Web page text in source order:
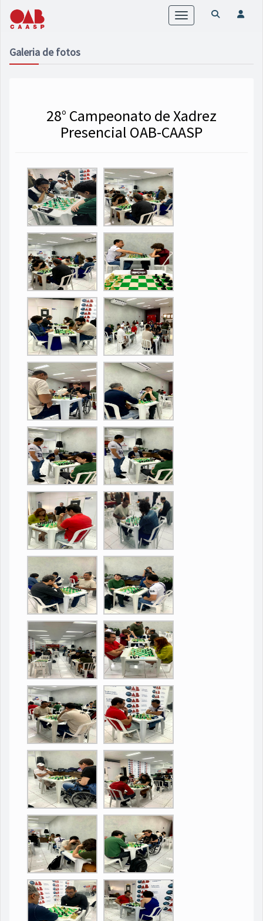
Toggle
navigation
Galeria de fotos
28° Campeonato de Xadrez
Presencial OAB-CAASP